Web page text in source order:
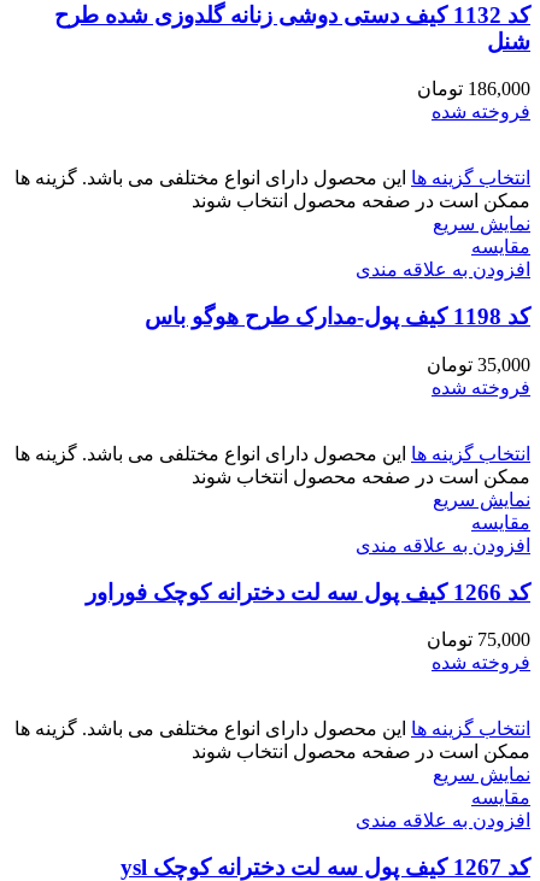
کد 1132 کیف دستی دوشی زنانه گلدوزی شده طرح
شنل
186,000 تومان
فروخته شده
انتخاب گزینه ها این محصول دارای انواع مختلفی می باشد. گزینه ها
ممکن است در صفحه محصول انتخاب شوند
نمایش سریع
مقايسه
افزودن به علاقه مندی
کد 1198 کیف پول-مدارک طرح هوگو باس
35,000 تومان
فروخته شده
انتخاب گزینه ها این محصول دارای انواع مختلفی می باشد. گزینه ها
ممکن است در صفحه محصول انتخاب شوند
نمایش سریع
مقايسه
افزودن به علاقه مندی
کد 1266 کیف پول سه لت دخترانه کوچک فوراور
75,000 تومان
فروخته شده
انتخاب گزینه ها این محصول دارای انواع مختلفی می باشد. گزینه ها
ممکن است در صفحه محصول انتخاب شوند
نمایش سریع
مقايسه
افزودن به علاقه مندی
کد 1267 کیف پول سه لت دخترانه کوچک ysl